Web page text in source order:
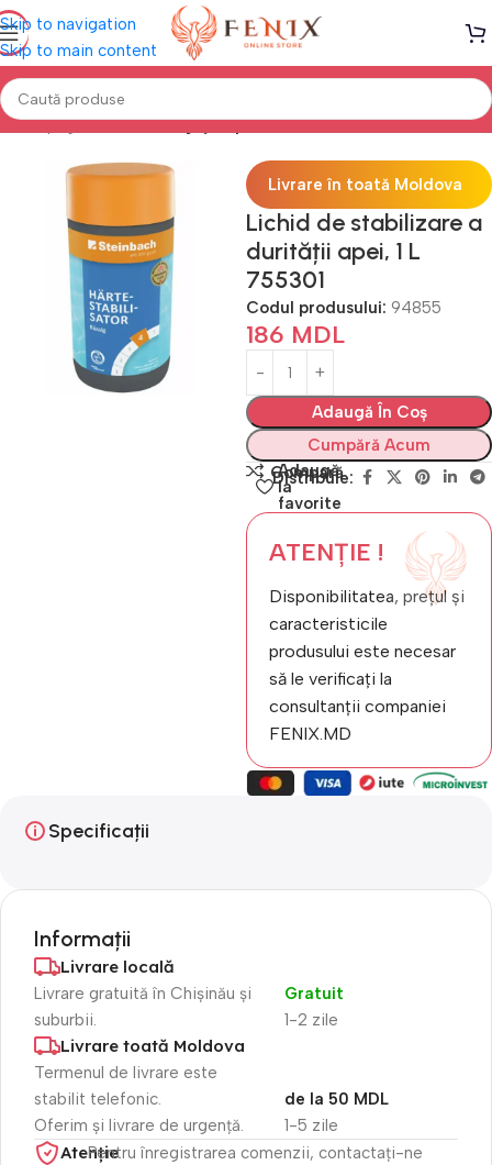
Skip to navigation
Skip to main content
Prima pagină PISCINE Îngrijire piscine
Livrare în toată Moldova
Lichid de stabilizare a
durității apei, 1 L
755301
Codul produsului: 94855
186 MDL
Adaugă În Coș
Cumpără Acum
Compară
Adaugă
la
favorite
Distribuie:
ATENȚIE !
Disponibilitatea, prețul și
caracteristicile
produsului este necesar
să le verificați la
consultanții companiei
FENIX.MD
Specificații
Informații
Livrare locală
Livrare gratuită în Chișinău și
suburbii.
1-2 zile
Gratuit
Livrare toată Moldova
Termenul de livrare este
stabilit telefonic.
Oferim și livrare de urgență.
1-5 zile
de la 50 MDL
Atenție​Pentru înregistrarea comenzii, contactați-ne